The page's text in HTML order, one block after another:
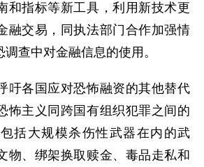
和指标等新工具，利用新技术更
融交易，同执法部门合作加强情
查中对金融信息的使用。
各国应对恐怖融资的其他替代
怖主义同跨国有组织犯罪之间的
括大规模杀伤性武器在内的武
物、绑架换取赎金、毒品走私和